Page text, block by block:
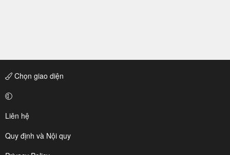
Chọn giao diện
Liên hệ
Quy định và Nội quy